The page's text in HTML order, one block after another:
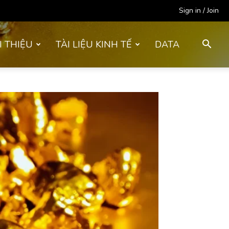
Sign in / Join
THIỆU TÀI LIỆU KINH TẾ DATA